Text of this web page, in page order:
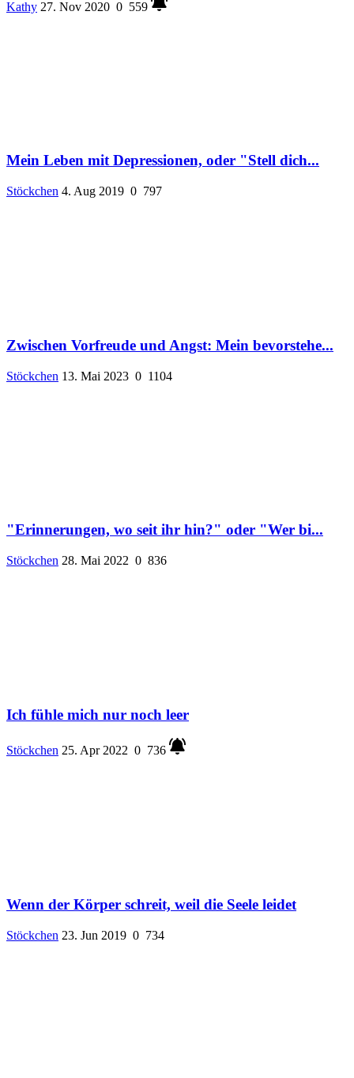
Kathy 27. Nov 2020 0 559
Mein Leben mit Depressionen, oder "Stell dich...
Stöckchen 4. Aug 2019 0 797
Zwischen Vorfreude und Angst: Mein bevorstehe...
Stöckchen 13. Mai 2023 0 1104
"Erinnerungen, wo seit ihr hin?" oder "Wer bi...
Stöckchen 28. Mai 2022 0 836
Ich fühle mich nur noch leer
Stöckchen 25. Apr 2022 0 736
Wenn der Körper schreit, weil die Seele leidet
Stöckchen 23. Jun 2019 0 734